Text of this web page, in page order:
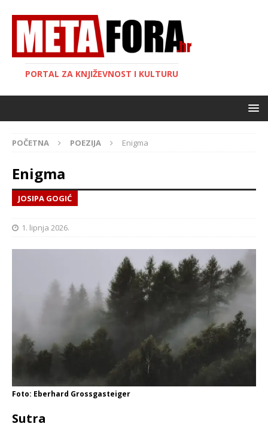
PORTAL ZA KNJIŽEVNOST I KULTURU
POČETNA POEZIJA Enigma
Enigma
JOSIPA GOGIĆ
1. lipnja 2026.
Foto: Eberhard Grossgasteiger
Sutra